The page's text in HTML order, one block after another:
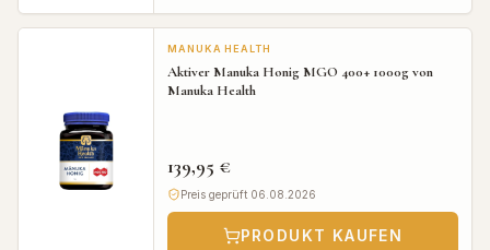
MANUKA HEALTH
Aktiver Manuka Honig MGO 400+ 1000g von
Manuka Health
139,95 €
Preis geprüft 06.08.2026
PRODUKT KAUFEN